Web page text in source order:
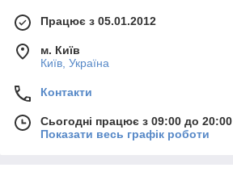
Працює з 05.01.2012
м. Київ
Київ, Україна
Контакти
Сьогодні працює з 09:00 до 20:00
Показати весь графік роботи